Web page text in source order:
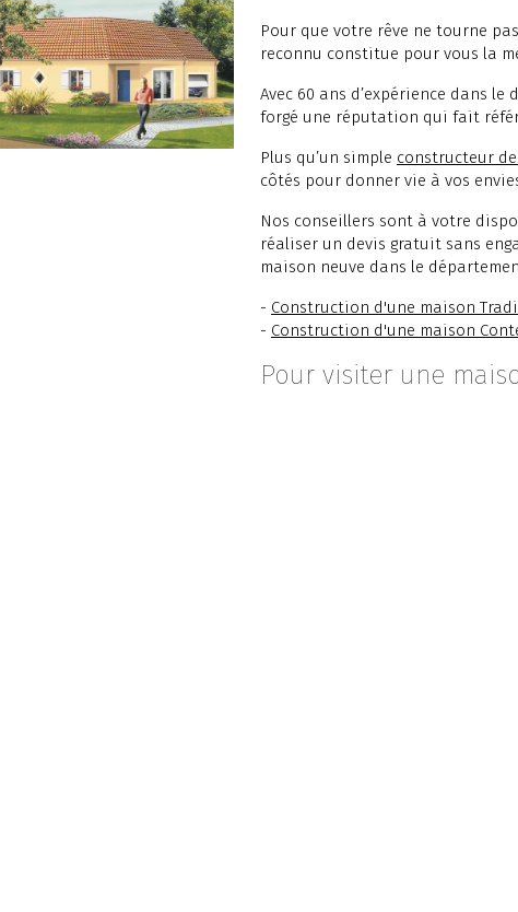
Pour que votre rêve ne tourne
reconnu constitue pour vous la
Avec 60 ans d’expérience dans le
forgé une réputation qui fait
Plus qu’un simple constructeur
côtés pour donner vie à vos
Nos conseillers sont à votre
réaliser un devis gratuit sans
maison neuve dans le
- Construction d'une maison
- Construction d'une maison
Pour visiter une